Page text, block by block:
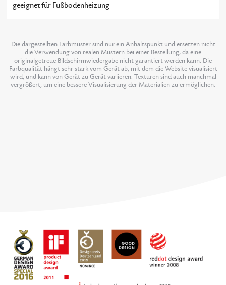
geeignet für Fußbodenheizung
Die dargestellten Farbmuster sind nur ein Anhaltspunkt und ersetzen nicht
die Verwendung von realen Mustern bei einer Bestellung, da eine
originalgetreue Bildschirmwiedergabe nicht garantiert werden kann. Die
Farbqualität hängt sehr stark vom Gerät ab, mit dem die Website visualisiert
wird, und kann von Gerät zu Gerät variieren. Texturen sind auch manchmal
vergrößert, um eine bessere Visualisierung der Materialien zu ermöglichen.